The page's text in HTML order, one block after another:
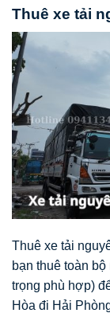
Thuê xe tải
Thuê xe tải
bạn thuê toàn
trọng phù hợp)
Hòa đi Hải